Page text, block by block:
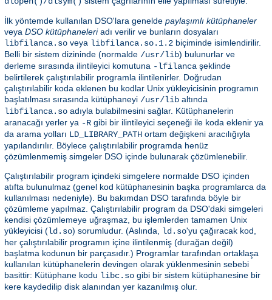
İlk yöntemde kullanılan DSO'lara genelde paylaşımlı kütüphaneler
veya DSO kütüphaneleriadı verilir ve bunların dosyaları
libfilanca.so veya libfilanca.so.1.2 biçiminde isimlendirilir.
Belli bir sistem dizininde (normalde /usr/lib) bulunurlar ve
derleme sırasında ilintileyici komutuna -lfilanca şeklinde
belirtilerek çalıştırılabilir programla ilintilenirler. Doğrudan
çalıştırılabilir koda eklenen bu kodlar Unix yükleyicisinin programın
başlatılması sırasında kütüphaneyi /usr/lib altında
libfilanca.so adıyla bulabilmesini sağlar. Kütüphanelerin
aranacağı yerler ya -R gibi bir ilintileyici seçeneği ile koda eklenir ya
da arama yolları LD_LIBRARY_PATH ortam değişkeni aracılığıyla
yapılandırılır. Böylece çalıştırılabilir programda henüz
çözümlenmemiş simgeler DSO içinde bulunarak çözümlenebilir.
Çalıştırılabilir program içindeki simgelere normalde DSO içinden
atıfta bulunulmaz (genel kod kütüphanesinin başka programlarca da
kullanılması nedeniyle). Bu bakımdan DSO tarafında böyle bir
çözümleme yapılmaz. Çalıştırılabilir program da DSO'daki simgeleri
kendisi çözümlemeye uğraşmaz, bu işlemlerden tamamen Unix
yükleyicisi (ld.so) sorumludur. (Aslında, ld.so'yu çağıracak kod,
her çalıştırılabilir programın içine ilintilenmiş (durağan değil)
başlatma kodunun bir parçasıdır.) Programlar tarafından ortaklaşa
kullanılan kütüphanelerin devingen olarak yüklenmesinin sebebi
basittir: Kütüphane kodu libc.so gibi bir sistem kütüphanesine bir
kere kaydedilip disk alanından yer kazanılmış olur.